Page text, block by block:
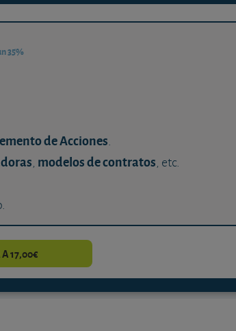
35%
de Acciones.
, modelos de contratos, etc.
A 17,00€